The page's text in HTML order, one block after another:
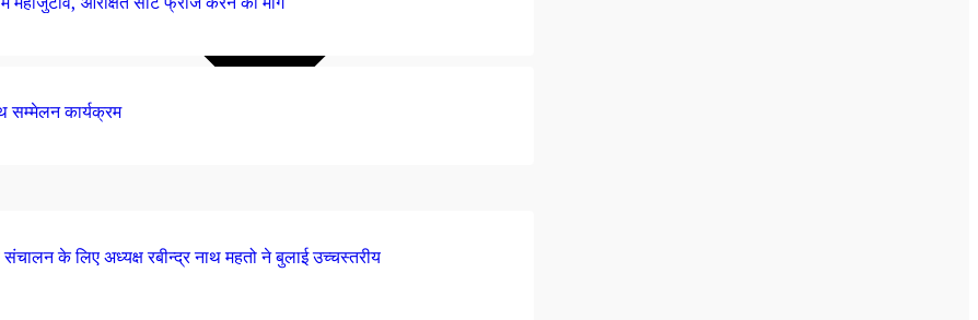
सम्मेलन कार्यक्रम
के लिए अध्यक्ष रबीन्द्र नाथ महतो ने बुलाई उच्चस्तरीय